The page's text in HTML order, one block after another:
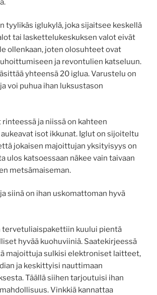
tyylikäs iglukylä, joka sijaitsee keskellä
tai laskettelukeskuksen valot eivät
ollenkaan, joten olosuhteet ovat
ja revontulien katseluun.
yhteensä 20 iglua. Varustelu on
voi puhua ihan luksustason
ja niissä on kahteen
isot ikkunat. Iglut on sijoiteltu
jokaisen majoittujan yksityisyys on
ulos katsoessaan näkee vain taivaan
metsämaiseman.
siinä on ihan uskomattoman hyvä
tervetuliaispakettiin kuului pientä
hyvää kuohuviiniä. Saatekirjeessä
majoittuja sulkisi elektroniset laitteet,
ja keskittyisi nauttimaan
Täällä siihen tarjoutuisi ihan
Vinkkiä kannattaa